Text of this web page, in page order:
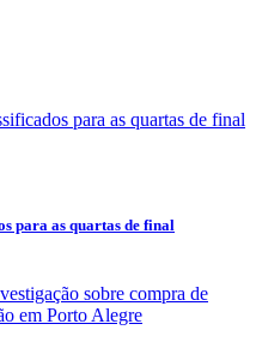
para as quartas de final